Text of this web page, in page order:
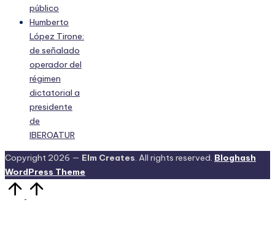
público
Humberto
López Tirone:
de señalado
operador del
régimen
dictatorial a
presidente
de
IBEROATUR
Copyright 2026 — Elm Creates . All rights reserved. Bloghash
WordPress Theme